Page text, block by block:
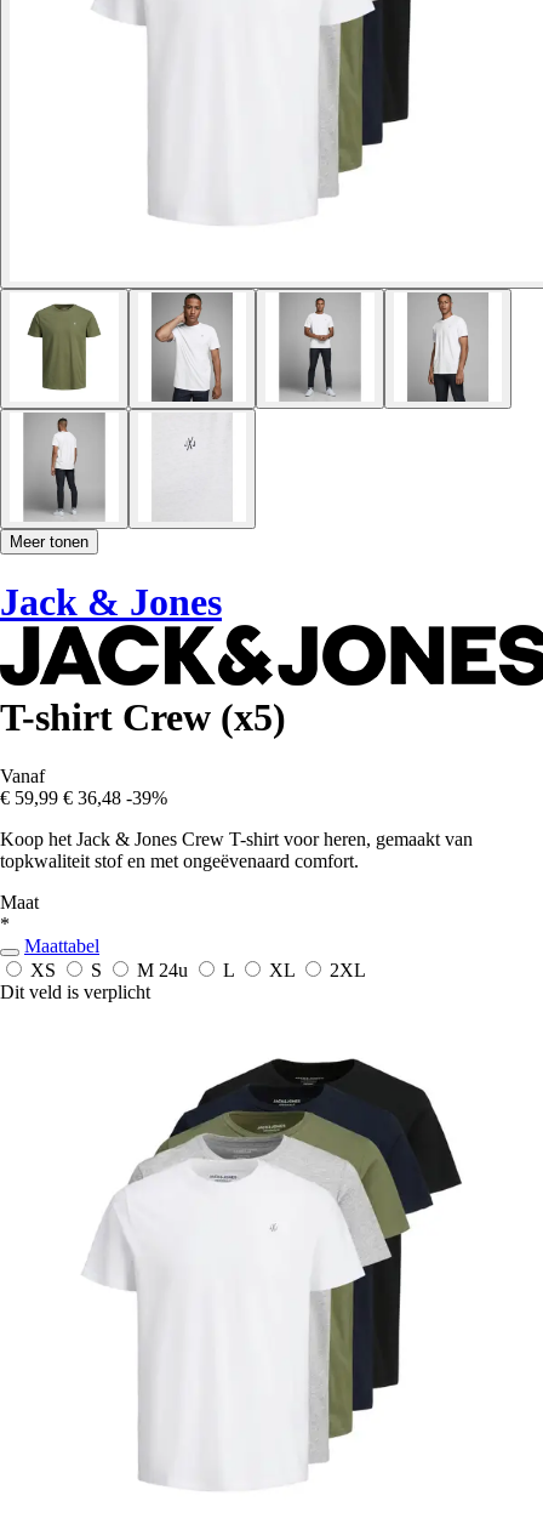
Meer tonen
Jack & Jones
T-shirt Crew (x5)
Vanaf
€ 59,99 € 36,48 -39%
Koop het Jack & Jones Crew T-shirt voor heren, gemaakt van
topkwaliteit stof en met ongeëvenaard comfort.
Maat
*
Maattabel
XS
S M 24u L XL
2XL
Dit veld is verplicht